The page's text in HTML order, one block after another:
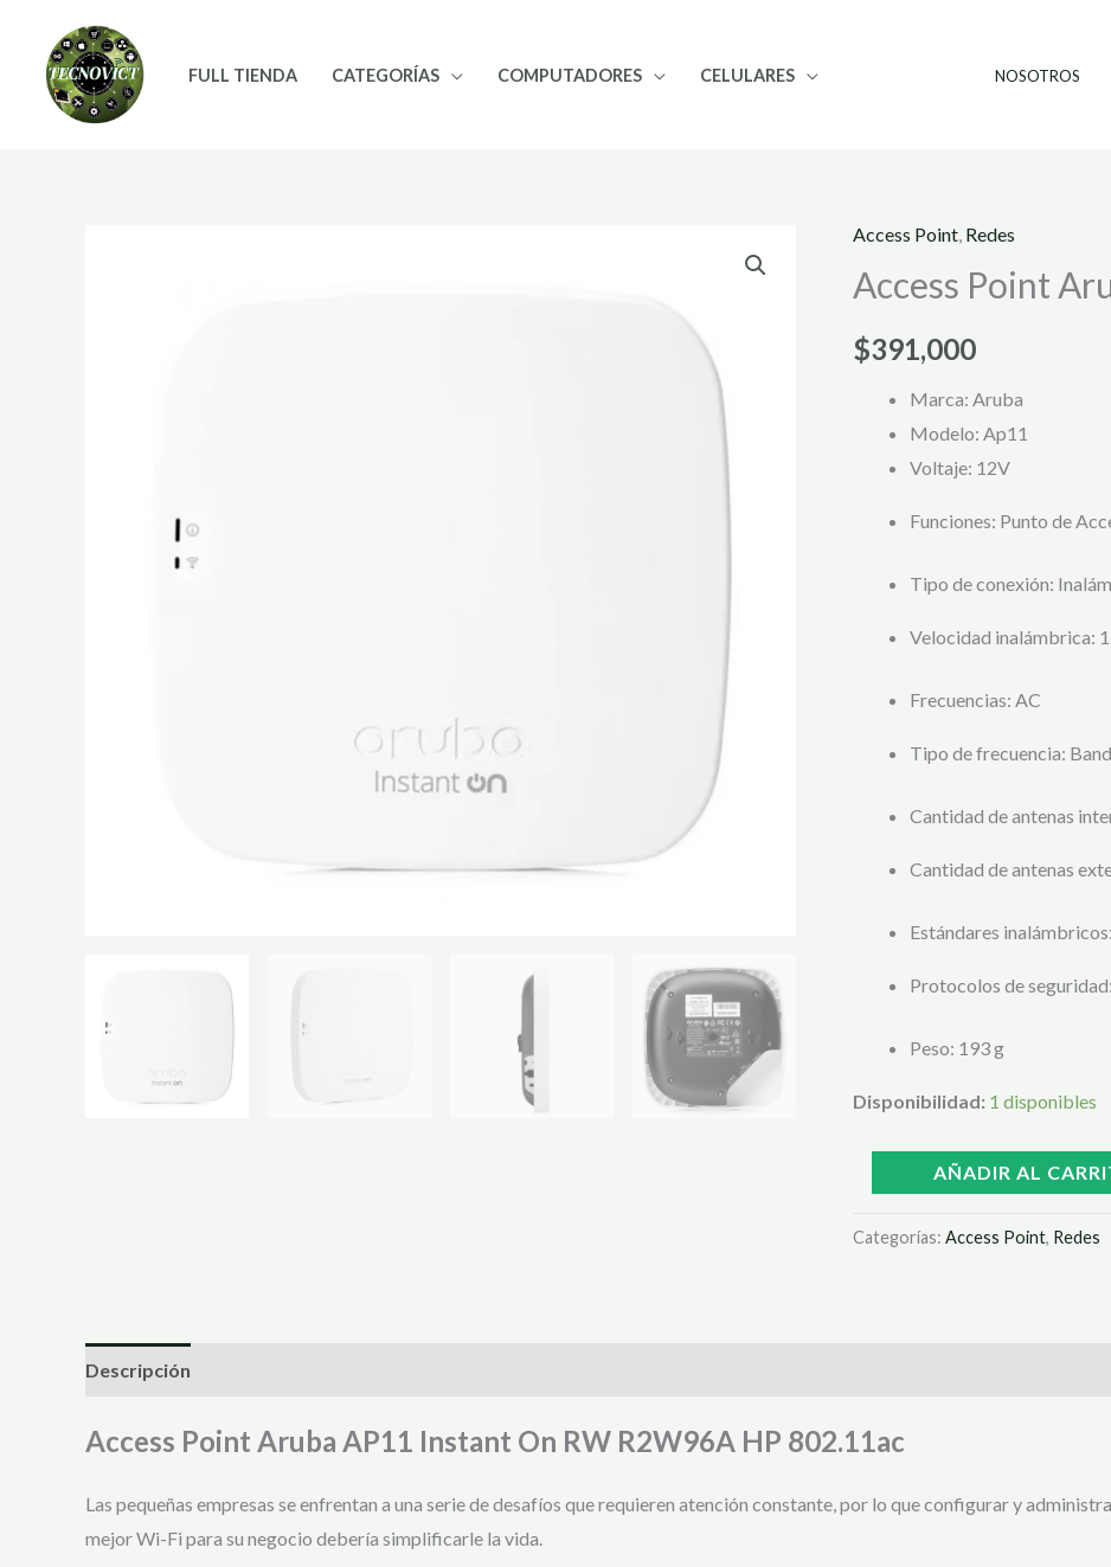
contenido
FULL TIENDA CATEGORÍAS COMPUTADORES CELULARES NOSOTROS
Access Point, Redes
Access Point
$391,000
Marca: Aruba
Modelo: Ap11
Voltaje: 12V
Funciones: Punto de
Tipo de conexión:
Velocidad inalámbrica:
Frecuencias: AC
Tipo de frecuencia:
Cantidad de antenas
Cantidad de antenas
Estándares inalámbricos
Protocolos de seguridad
Peso: 193 g
Disponibilidad: 1 disponibles
Access
Point
AP11
cantidad
AÑADIR AL
Categorías: Access Point, Redes
Descripción
Access Point Aruba AP11 Instant On RW R2W96A HP 802.11ac
Las pequeñas empresas se enfrentan a una serie de desafíos que requieren atención constante, por lo que configurar y
mejor Wi-Fi para su negocio debería simplificarle la vida.